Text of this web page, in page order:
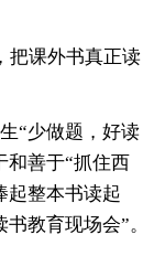
把课外书真正读
“少做题，好读
和善于“抓住西
起整本书读起
教育现场会”。